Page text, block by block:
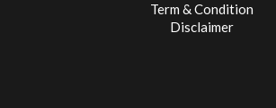
Term & Condition
Disclaimer